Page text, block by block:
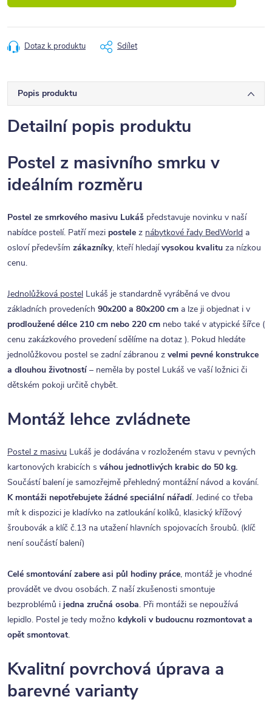
Dotaz k produktu Sdílet
Popis produktu
Detailní popis produktu
Postel z masivního smrku v
ideálním rozměru
Postel ze smrkového masivu Lukáš představuje novinku v naší
nabídce postelí. Patří mezi postele z nábytkové řady BedWorld a
osloví především zákazníky, kteří hledajívysokou kvalitu za nízkou
cenu.
Jednolůžková postel Lukáš je standardně vyráběná ve dvou
základních provedeních 90x200 a 80x200 cm a lze ji objednat i v
prodloužené délce 210 cm nebo 220 cm nebo také v atypické šířce (
cenu zakázkového provedení sdělíme na dotaz ). Pokud hledáte
jednolůžkovou postel se zadní zábranou z velmi pevné konstrukce
a dlouhou životností – neměla by postel Lukáš ve vaší ložnici či
dětském pokoji určitě chybět.
Montáž lehce zvládnete
Postel z masivu Lukáš je dodávána v rozloženém stavu v pevných
kartonových krabicích s váhou jednotlivých krabic do 50 kg.
Součástí balení je samozřejmě přehledný montážní návod a kování.
K montáži nepotřebujete žádné speciální nářadí. Jediné co třeba
mít k dispozici je kladívko na zatloukání kolíků, klasický křížový
šroubovák a klíč č.13 na utažení hlavních spojovacích šroubů. (klíč
není součástí balení)
Celé smontování zabere asi půl hodiny práce, montáž je vhodné
provádět ve dvou osobách. Z naší zkušenosti smontuje
bezproblémů i jedna zručná osoba. Při montáži se nepoužívá
lepidlo. Postel je tedy možno kdykoli v budoucnu rozmontovat a
opět smontovat.
Kvalitní povrchová úprava a
barevné varianty